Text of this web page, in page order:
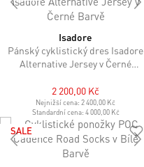
Isadore
Pánský cyklistický dres Isadore
Alternative Jersey v Černé
2 200,00 Kč
Nejnižší cena:2 400,00 Kč
Standardní cena: 4 000,00 Kč
SALE